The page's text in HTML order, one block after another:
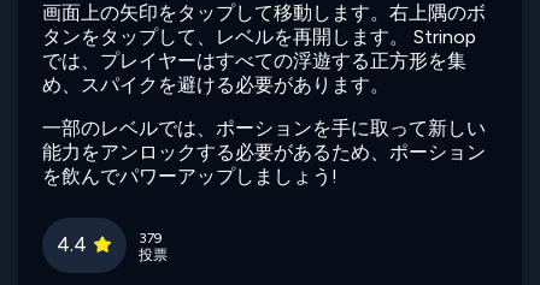
画面上の矢印をタップして移動します。右上隅のボ
タンをタップして、レベルを再開します。 Strinop
では、プレイヤーはすべての浮遊する正方形を集
め、スパイクを避ける必要があります。
一部のレベルでは、ポーションを手に取って新しい
能力をアンロックする必要があるため、ポーション
を飲んでパワーアップしましょう!
4.4
379
投票